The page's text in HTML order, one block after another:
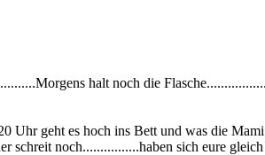
halt noch die
geht es hoch ins Bett und was die
noch................haben sich eure